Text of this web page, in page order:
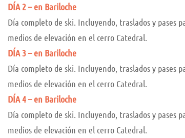
DÍA 2 – en Bariloche
Día completo de ski. Incluyendo, traslados y pases
medios de elevación en el cerro Catedral.
DÍA 3 – en Bariloche
Día completo de ski. Incluyendo, traslados y pases
medios de elevación en el cerro Catedral.
DÍA 4 – en Bariloche
Día completo de ski. Incluyendo, traslados y pases
medios de elevación en el cerro Catedral.